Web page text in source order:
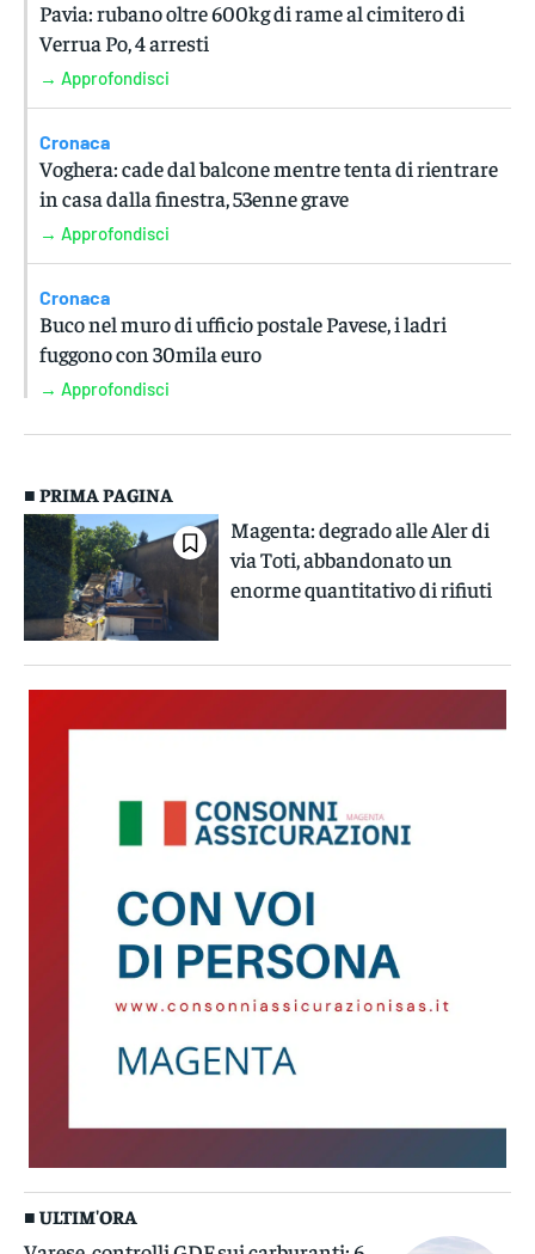
Pavia: rubano oltre 600kg di rame al cimitero di
Verrua Po, 4 arresti
→ Approfondisci
Cronaca
Voghera: cade dal balcone mentre tenta di rientrare
in casa dalla finestra, 53enne grave
→ Approfondisci
Cronaca
Buco nel muro di ufficio postale Pavese, i ladri
fuggono con 30mila euro
→ Approfondisci
■ PRIMA PAGINA
Magenta: degrado alle Aler di
via Toti, abbandonato un
enorme quantitativo di rifiuti
■ ULTIM'ORA